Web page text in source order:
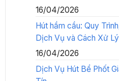
16/04/2026
Hút hầm cầu: Quy
Dịch Vụ và Cách Xử
16/04/2026
Dịch Vụ Hút Bể Phốt